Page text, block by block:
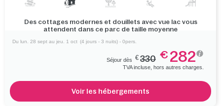
Des cottages modernes et douillets avec vue lac vous
attendent dans ce parc de taille moyenne
Du lun. 28 sept au jeu. 1 oct (4 jours - 3 nuits) - 0pers.
Séjour dès € 330 € 282
TVA incluse, hors autres charges.
Voir les hébergements